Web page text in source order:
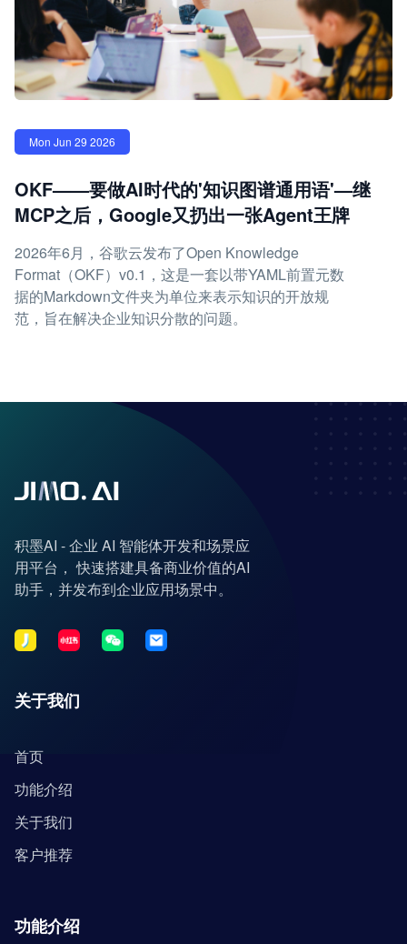
Mon Jun 29 2026
OKF——要做AI时代的'知识图谱通用语'—继
MCP之后，Google又扔出一张Agent王牌
2026年6月，谷歌云发布了Open Knowledge
Format（OKF）v0.1，这是一套以带YAML前置元数
据的Markdown文件夹为单位来表示知识的开放规
范，旨在解决企业知识分散的问题。
积墨AI - 企业 AI 智能体开发和场景应
用平台， 快速搭建具备商业价值的AI
助手，并发布到企业应用场景中。
关于我们
首页
功能介绍
关于我们
客户推荐
功能介绍